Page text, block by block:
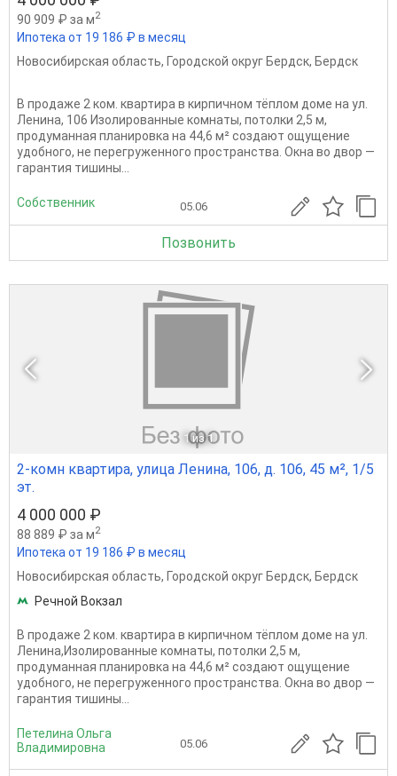
90 909 ₽ за м2
Ипотека от 19 186 ₽ в месяц
Новосибирская область, Городской округ Бердск, Бердск
В продаже 2 ком. квартира в кирпичном тёплом доме на ул.
Ленина, 106 Изолированные комнаты, потолки 2,5 м,
продуманная планировка на 44,6 м² создают ощущение
удобного, не перегруженного пространства. Окна во двор —
гарантия тишины...
Собственник 05.06
Позвонить
1 из 1
2-комн квартира, улица Ленина, 106, д. 106, 45 м², 1/5
эт.
4 000 000 ₽
88 889 ₽ за м2
Ипотека от 19 186 ₽ в месяц
Новосибирская область, Городской округ Бердск, Бердск
Речной Вокзал
В продаже 2 ком. квартира в кирпичном тёплом доме на ул.
Ленина,Изолированные комнаты, потолки 2,5 м,
продуманная планировка на 44,6 м² создают ощущение
удобного, не перегруженного пространства. Окна во двор —
гарантия тишины...
Петелина Ольга
Владимировна
05.06